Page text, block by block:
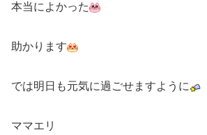
本当によかった
助かります
では明日も元気に過ごせますように
ママエリ